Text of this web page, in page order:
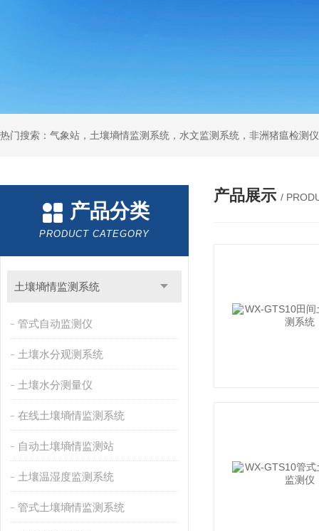
热门搜索：气象站，土壤墒情监测系统，水文监测系统，非洲猪瘟检测
产品分类
PRODUCT CATEGORY
土壤墒情监测系统
管式自动监测仪
土壤水分观测系统
土壤水分测量仪
在线土壤墒情监测系统
自动土壤墒情监测站
土壤温湿度监测系统
管式土壤墒情监测系统
产品展示 /